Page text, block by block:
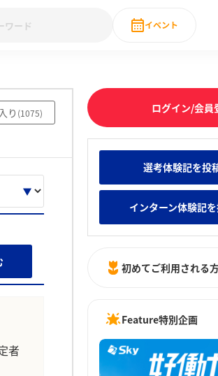
みんなの新卒就職人気企業ランキング みんな
28卒 IT・DX現場社員インタビュー
イベント
直近の
り (1075)
者
ログイン/会員
選考体験記を投
インターン体験記
初めてご利用される
Feature特別企画